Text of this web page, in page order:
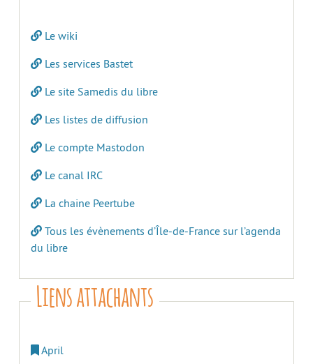
Le wiki
Les services Bastet
Le site Samedis du libre
Les listes de diffusion
Le compte Mastodon
Le canal IRC
La chaine Peertube
Tous les évènements d’Île-de-France sur l’agenda
du libre
Liens attachants
April